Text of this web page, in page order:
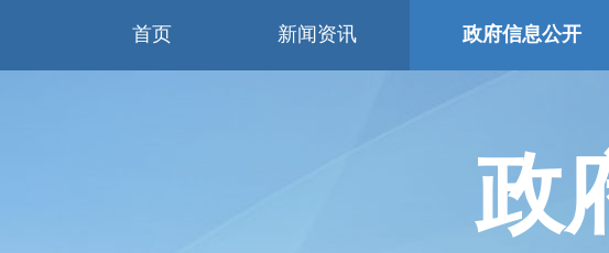
首页 新闻资讯 政府信息公开
政